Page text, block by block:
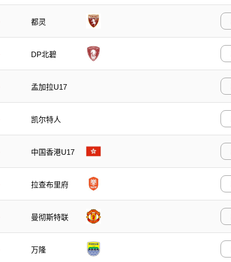
都灵
DP北碧
孟加拉U17
凯尔特人
中国香港U17
拉查布里府
曼彻斯特联
万隆